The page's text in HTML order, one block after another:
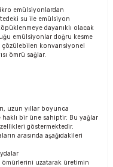
emülsiyonlardan
su ile emülsiyon
dayanıklı olacak
emülsiyonlar doğru kesme
çözülebilen konvansiyonel
ömrü sağlar.
uzun yıllar boyunca
bir üne sahiptir. Bu yağlar
göstermektedir.
arasında aşağıdakileri
uzatarak üretimin